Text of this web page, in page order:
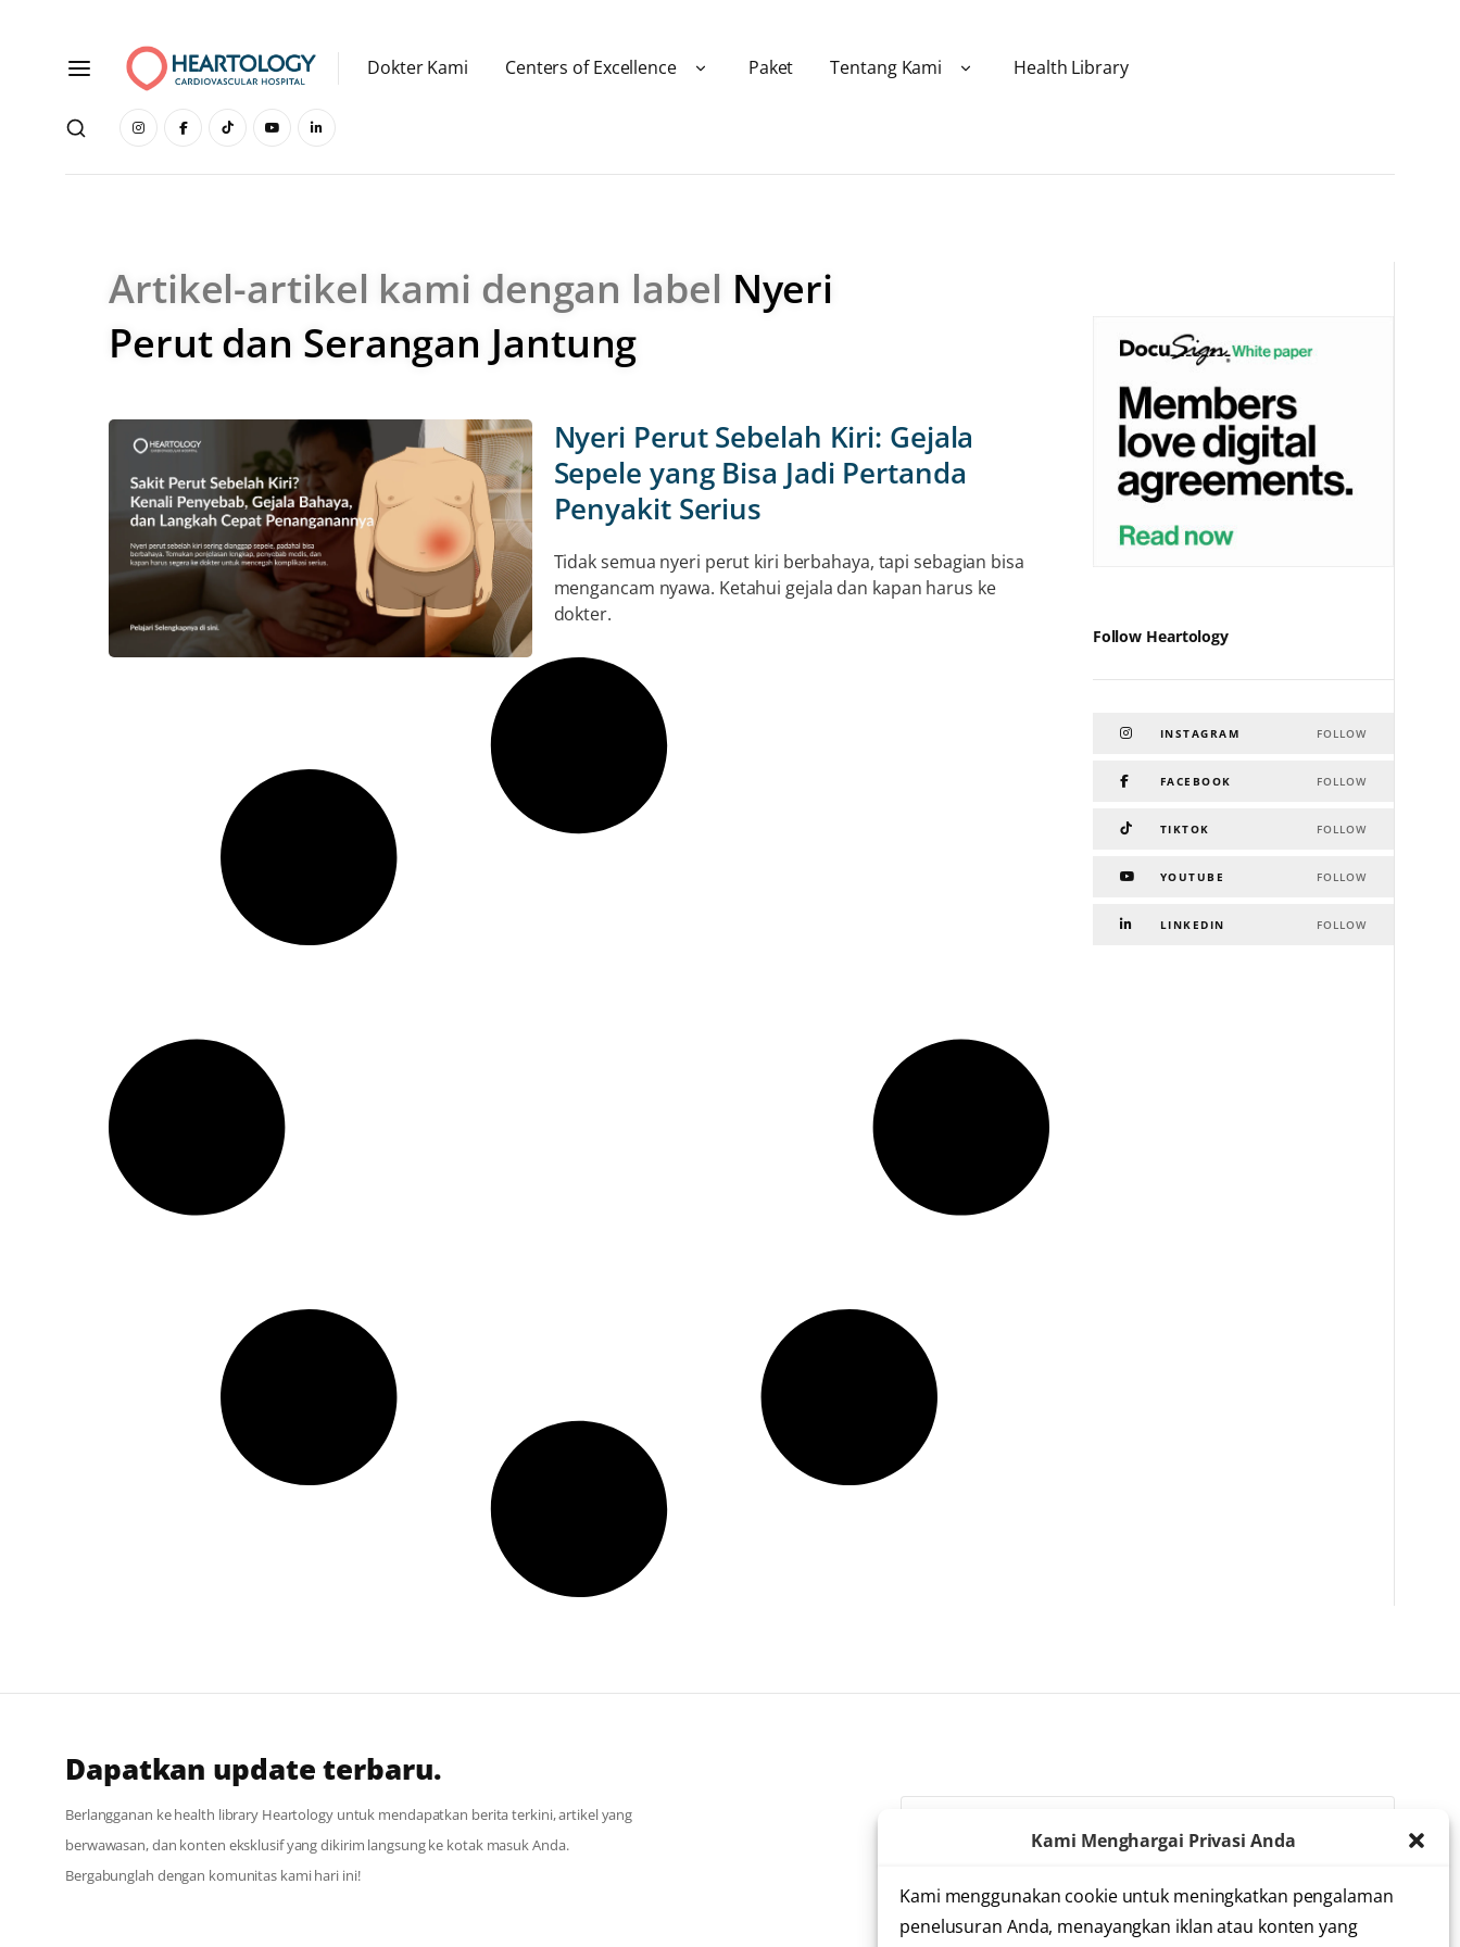
Kami Menghargai Privasi Anda
Kami menggunakan cookie untuk meningkatkan pengalaman
penelusuran Anda, menayangkan iklan atau konten yang
Dokter Kami Centers of Excellence Paket Tentang Kami Health Library
Artikel-artikel kami dengan label Nyeri
Perut dan Serangan Jantung
Nyeri Perut Sebelah Kiri: Gejala
Sepele yang Bisa Jadi Pertanda
Penyakit Serius
Tidak semua nyeri perut kiri berbahaya, tapi sebagian bisa
mengancam nyawa. Ketahui gejala dan kapan harus ke
dokter.
Follow Heartology
INSTAGRAM FOLLOW
FACEBOOK FOLLOW
TIKTOK FOLLOW
YOUTUBE FOLLOW
LINKEDIN FOLLOW
Dapatkan update terbaru.
Berlangganan ke health library Heartology untuk mendapatkan berita terkini, artikel yang
berwawasan, dan konten eksklusif yang dikirim langsung ke kotak masuk Anda.
Bergabunglah dengan komunitas kami hari ini!